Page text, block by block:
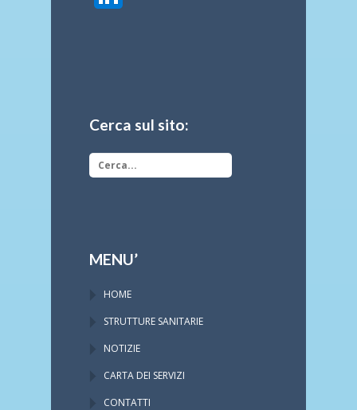
Cerca sul sito:
MENU’
HOME
STRUTTURE SANITARIE
NOTIZIE
CARTA DEI SERVIZI
CONTATTI